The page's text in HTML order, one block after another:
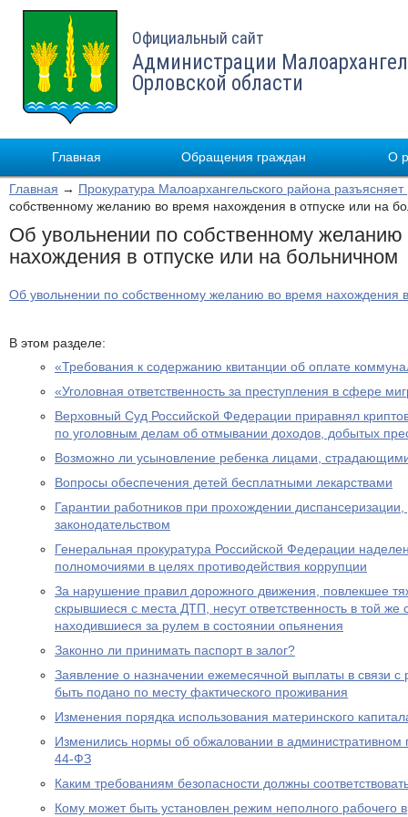
Официальный сайт
Администрации
Орловской области
Главная Обращения граждан О
Главная → Прокуратура Малоархангельского района разъясняет
собственному желанию во время нахождения в отпуске или на
Об увольнении по собственному
нахождения в отпуске или на больничном
Об увольнении по собственному желанию во время нахождения
В этом разделе:
«Требования к содержанию квитанции об оплате
«Уголовная ответственность за преступления в сфере
Верховный Суд Российской Федерации приравнял
по уголовным делам об отмывании доходов, добытых
Возможно ли усыновление ребенка лицами,
Вопросы обеспечения детей бесплатными лекарствами
Гарантии работников при прохождении
законодательством
Генеральная прокуратура Российской Федерации
полномочиями в целях противодействия коррупции
За нарушение правил дорожного движения, повлекшее
скрывшиеся с места ДТП, несут ответственность в той же
находившиеся за рулем в состоянии опьянения
Законно ли принимать паспорт в залог?
Заявление о назначении ежемесячной выплаты в связи
быть подано по месту фактического проживания
Изменения порядка использования материнского
Изменились нормы об обжаловании в
44-ФЗ
Каким требованиям безопасности должны
Кому может быть установлен режим неполного рабочего